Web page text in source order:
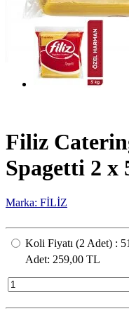
Filiz
Spagetti 2 x
Marka: FİLİZ
Koli Fiyatı (2 Adet) :
Adet: 259,00 TL